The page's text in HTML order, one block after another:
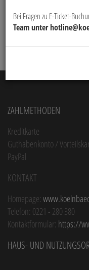
E-Tickets Filialauswahl
Zahlmethoden
Kreditkarte
Guthabenkonto /
PayPal
Kontakt
Homepage:
Telefon: 0221 - 280 380
Kontaktformular: https://
Haus- und
Bei Fragen zu E-Ticket-
Team unter